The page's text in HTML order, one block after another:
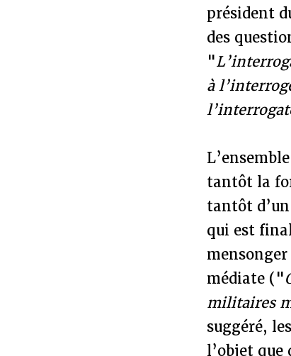
président
des
"
à
tantôt la
tantôt
qui est
médiate ("
militaires
suggéré,
l’objet que